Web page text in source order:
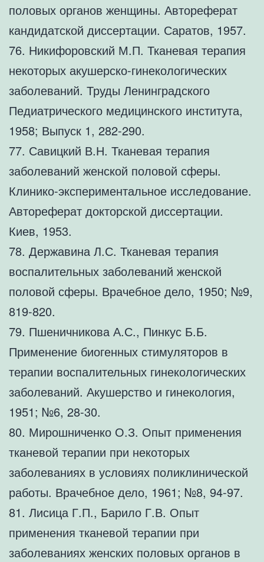
половых органов женщины. Автореферат
кандидатской диссертации. Саратов, 1957.
76. Никифоровский М.П. Тканевая терапия
некоторых акушерско-гинекологических
заболеваний. Труды Ленинградского
Педиатрического медицинского института,
1958; Выпуск 1, 282-290.
77. Савицкий В.Н. Тканевая терапия
заболеваний женской половой сферы.
Клинико-экспериментальное исследование.
Автореферат докторской диссертации.
Киев, 1953.
78. Державина Л.С. Тканевая терапия
воспалительных заболеваний женской
половой сферы. Врачебное дело, 1950; №9,
819-820.
79. Пшеничникова А.С., Пинкус Б.Б.
Применение биогенных стимуляторов в
терапии воспалительных гинекологических
заболеваний. Акушерство и гинекология,
1951; №6, 28-30.
80. Мирошниченко О.З. Опыт применения
тканевой терапии при некоторых
заболеваниях в условиях поликлинической
работы. Врачебное дело, 1961; №8, 94-97.
81. Лисица Г.П., Барило Г.В. Опыт
применения тканевой терапии при
заболеваниях женских половых органов в